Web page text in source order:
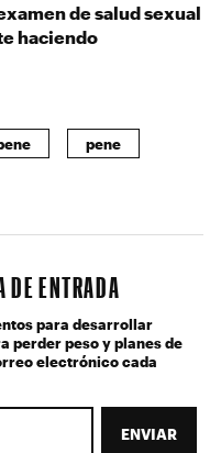
de salud sexual
haciendo
pene
DE ENTRADA
para desarrollar
perder peso y planes de
electrónico cada
ENVIAR